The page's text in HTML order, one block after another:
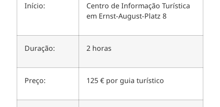
Início:
Centro de Informação Turística
em Ernst-August-Platz 8
Duração: 2 horas
Preço: 125 € por guia turístico